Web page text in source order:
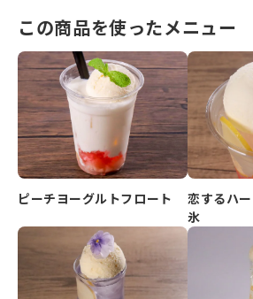
この商品を使ったメニュー
ピーチヨーグルトフロート
恋するハ
氷